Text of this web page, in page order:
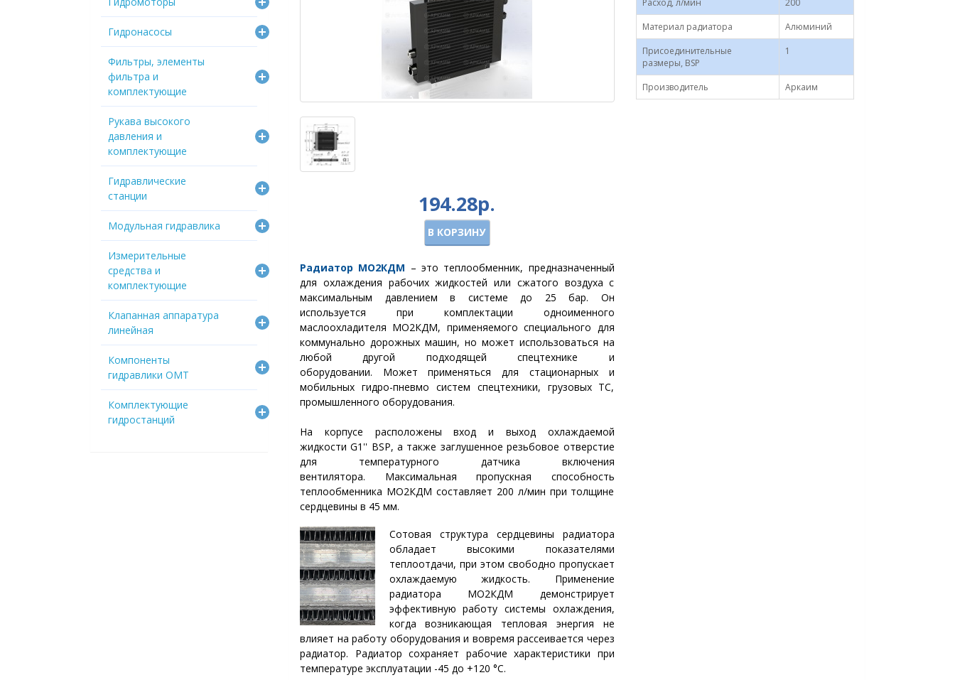
Гидронасосы
Фильтры, элементы
фильтра и
комплектующие
Рукава высокого
давления и
комплектующие
Гидравлические
станции
Модульная гидравлика
Измерительные
средства и
комплектующие
Клапанная аппаратура
линейная
Компоненты
гидравлики OMT
Комплектующие
гидростанций
194.28р.
В КОРЗИНУ
Радиатор МО2КДМ – это теплообменник, предназначенный
для охлаждения рабочих жидкостей или сжатого воздуха с
максимальным давлением в системе до 25 бар. Он
используется при комплектации одноименного
маслоохладителя МО2КДМ, применяемого специального для
коммунально дорожных машин, но может использоваться на
любой другой подходящей спецтехнике и
оборудовании. Может применяться для стационарных и
мобильных гидро-пневмо систем спецтехники, грузовых ТС,
промышленного оборудования.
На корпусе расположены вход и выход охлаждаемой
жидкости G1'' BSP, а также заглушенное резьбовое отверстие
для температурного датчика включения
вентилятора. Максимальная пропускная способность
теплообменника МО2КДМ составляет 200 л/мин при толщине
сердцевины в 45 мм.
Сотовая структура сердцевины радиатора
обладает высокими показателями
теплоотдачи, при этом свободно пропускает
охлаждаемую жидкость. Применение
радиатора МО2КДМ демонстрирует
эффективную работу системы охлаждения,
когда возникающая тепловая энергия не
влияет на работу оборудования и вовремя рассеивается через
радиатор. Радиатор сохраняет рабочие характеристики при
температуре эксплуатации -45 до +120 °С.
Расход, л/мин
200
Материал радиатора
Алюминий
Присоединительные
размеры, BSP
1
Производитель Аркаим